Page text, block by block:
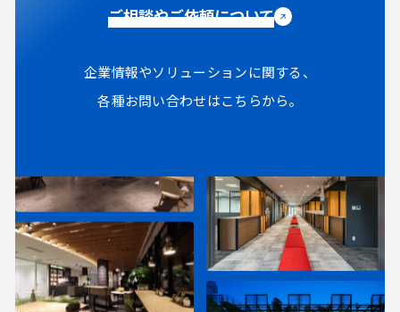
ご相談やご依頼について
企業情報やソリューションに関する、
各種お問い合わせはこちらから。